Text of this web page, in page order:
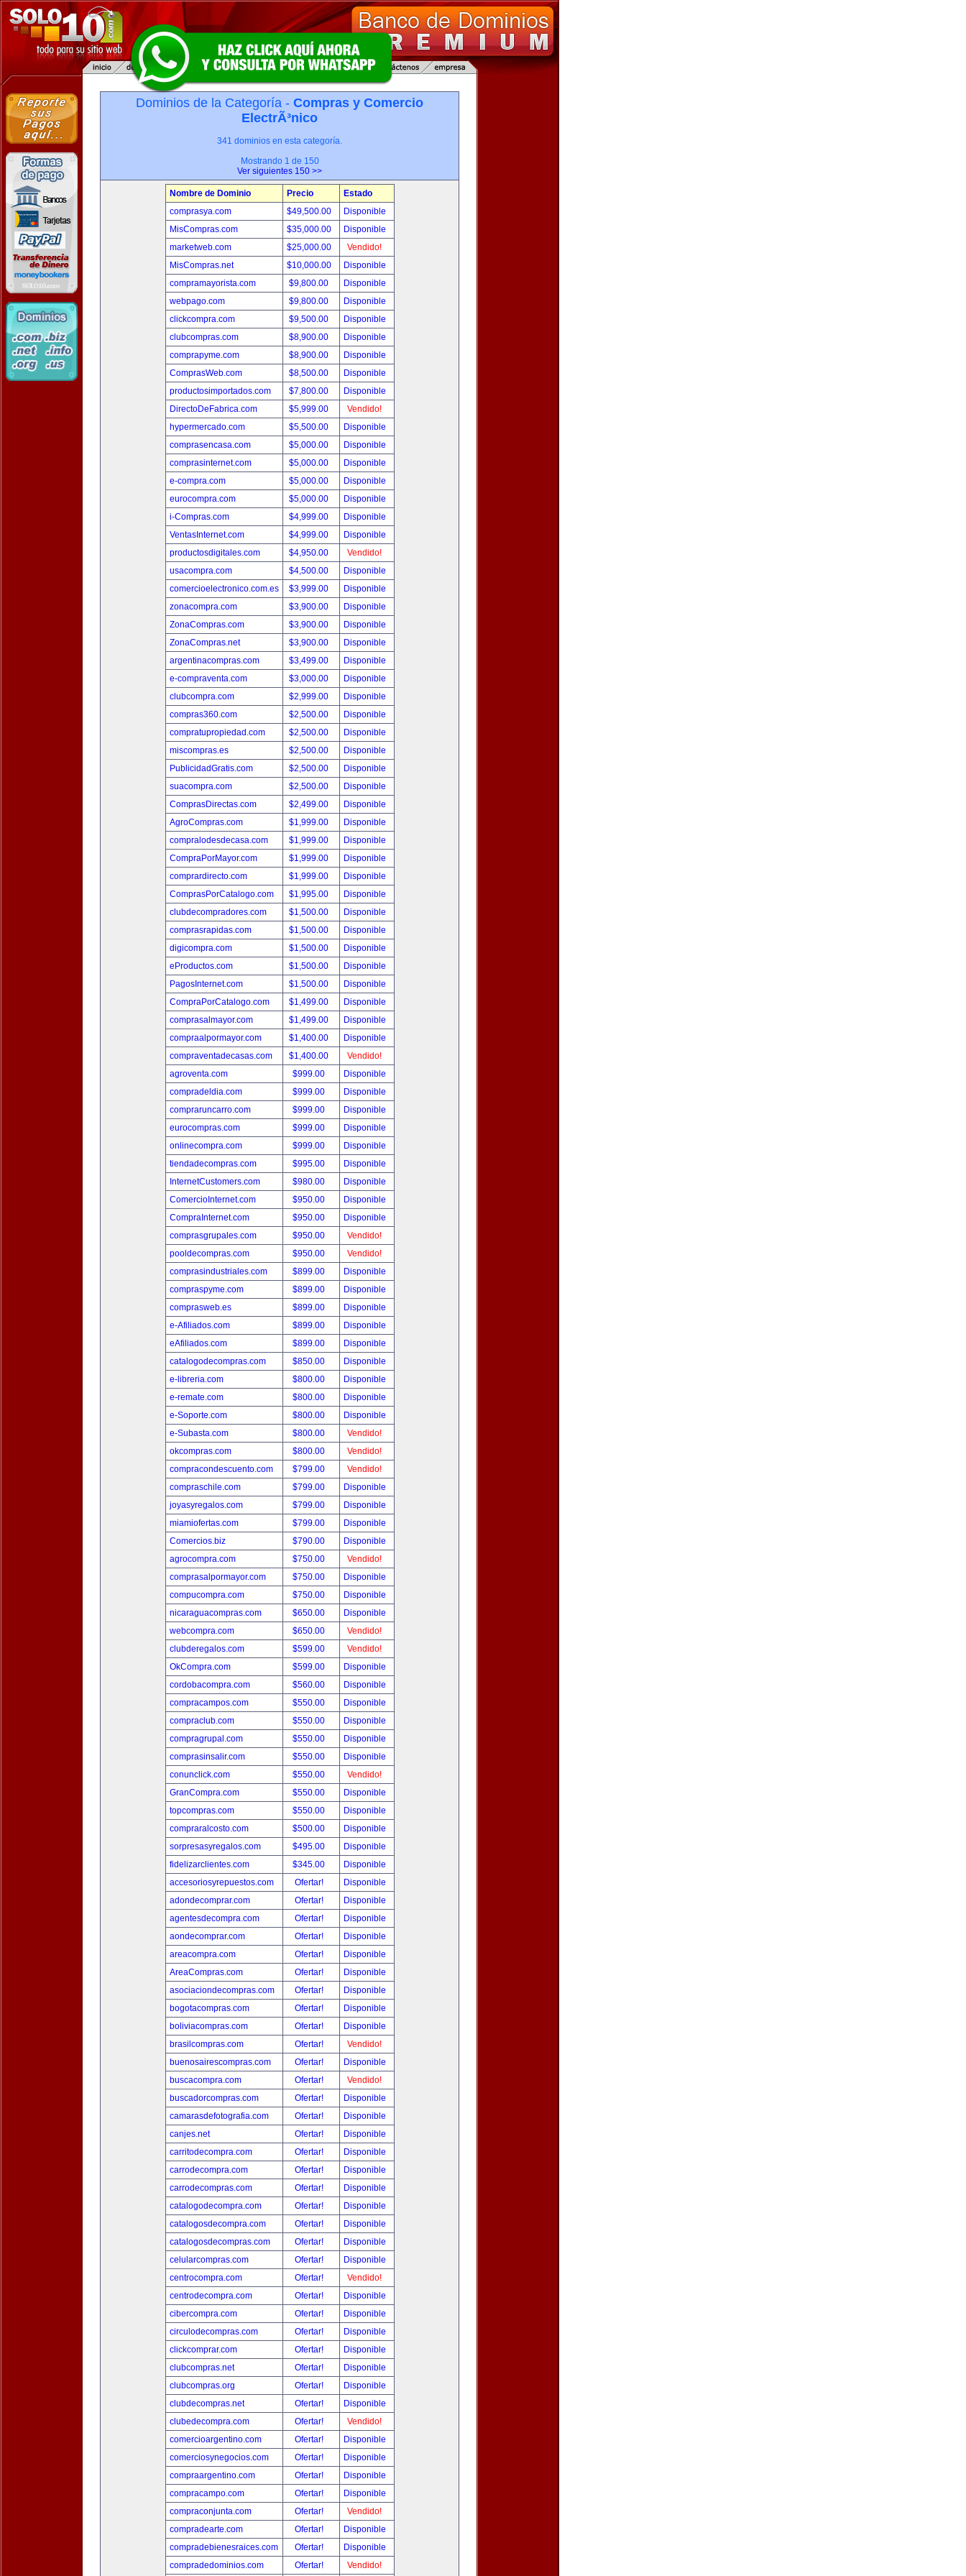
Dominios de la Categoría - Compras y Comercio
ElectrÃ³nico
341 dominios en esta categoría.
Mostrando 1 de 150
Ver siguientes 150 >>
Nombre de Dominio Precio
Estado
comprasya.com
$49,500.00
Disponible
MisCompras.com
$35,000.00
Disponible
marketweb.com
$25,000.00
Vendido!
MisCompras.net
$10,000.00
Disponible
compramayorista.com
$9,800.00
Disponible
webpago.com
$9,800.00
Disponible
clickcompra.com
$9,500.00
Disponible
clubcompras.com
$8,900.00
Disponible
comprapyme.com
$8,900.00
Disponible
ComprasWeb.com
$8,500.00
Disponible
productosimportados.com
$7,800.00
Disponible
DirectoDeFabrica.com
$5,999.00
Vendido!
hypermercado.com
$5,500.00
Disponible
comprasencasa.com
$5,000.00
Disponible
comprasinternet.com
$5,000.00
Disponible
e-compra.com
$5,000.00
Disponible
eurocompra.com
$5,000.00
Disponible
i-Compras.com
$4,999.00
Disponible
VentasInternet.com
$4,999.00
Disponible
productosdigitales.com
$4,950.00
Vendido!
usacompra.com
$4,500.00
Disponible
comercioelectronico.com.es
$3,999.00
Disponible
zonacompra.com
$3,900.00
Disponible
ZonaCompras.com
$3,900.00
Disponible
ZonaCompras.net
$3,900.00
Disponible
argentinacompras.com
$3,499.00
Disponible
e-compraventa.com
$3,000.00
Disponible
clubcompra.com
$2,999.00
Disponible
compras360.com
$2,500.00
Disponible
compratupropiedad.com
$2,500.00
Disponible
miscompras.es
$2,500.00
Disponible
PublicidadGratis.com
$2,500.00
Disponible
suacompra.com
$2,500.00
Disponible
ComprasDirectas.com
$2,499.00
Disponible
AgroCompras.com
$1,999.00
Disponible
compralodesdecasa.com
$1,999.00
Disponible
CompraPorMayor.com
$1,999.00
Disponible
comprardirecto.com
$1,999.00
Disponible
ComprasPorCatalogo.com
$1,995.00
Disponible
clubdecompradores.com
$1,500.00
Disponible
comprasrapidas.com
$1,500.00
Disponible
digicompra.com
$1,500.00
Disponible
eProductos.com
$1,500.00
Disponible
PagosInternet.com
$1,500.00
Disponible
CompraPorCatalogo.com
$1,499.00
Disponible
comprasalmayor.com
$1,499.00
Disponible
compraalpormayor.com
$1,400.00
Disponible
compraventadecasas.com
$1,400.00
Vendido!
agroventa.com
$999.00
Disponible
compradeldia.com
$999.00
Disponible
compraruncarro.com
$999.00
Disponible
eurocompras.com
$999.00
Disponible
onlinecompra.com
$999.00
Disponible
tiendadecompras.com
$995.00
Disponible
InternetCustomers.com
$980.00
Disponible
ComercioInternet.com
$950.00
Disponible
CompraInternet.com
$950.00
Disponible
comprasgrupales.com
$950.00
Vendido!
pooldecompras.com
$950.00
Vendido!
comprasindustriales.com
$899.00
Disponible
compraspyme.com
$899.00
Disponible
comprasweb.es
$899.00
Disponible
e-Afiliados.com
$899.00
Disponible
eAfiliados.com
$899.00
Disponible
catalogodecompras.com
$850.00
Disponible
e-libreria.com
$800.00
Disponible
e-remate.com
$800.00
Disponible
e-Soporte.com
$800.00
Disponible
e-Subasta.com
$800.00
Vendido!
okcompras.com
$800.00
Vendido!
compracondescuento.com
$799.00
Vendido!
compraschile.com
$799.00
Disponible
joyasyregalos.com
$799.00
Disponible
miamiofertas.com
$799.00
Disponible
Comercios.biz
$790.00
Disponible
agrocompra.com
$750.00
Vendido!
comprasalpormayor.com
$750.00
Disponible
compucompra.com
$750.00
Disponible
nicaraguacompras.com
$650.00
Disponible
webcompra.com
$650.00
Vendido!
clubderegalos.com
$599.00
Vendido!
OkCompra.com
$599.00
Disponible
cordobacompra.com
$560.00
Disponible
compracampos.com
$550.00
Disponible
compraclub.com
$550.00
Disponible
compragrupal.com
$550.00
Disponible
comprasinsalir.com
$550.00
Disponible
conunclick.com
$550.00
Vendido!
GranCompra.com
$550.00
Disponible
topcompras.com
$550.00
Disponible
compraralcosto.com
$500.00
Disponible
sorpresasyregalos.com
$495.00
Disponible
fidelizarclientes.com
$345.00
Disponible
accesoriosyrepuestos.com
Ofertar!
Disponible
adondecomprar.com
Ofertar!
Disponible
agentesdecompra.com
Ofertar!
Disponible
aondecomprar.com
Ofertar!
Disponible
areacompra.com
Ofertar!
Disponible
AreaCompras.com
Ofertar!
Disponible
asociaciondecompras.com
Ofertar!
Disponible
bogotacompras.com
Ofertar!
Disponible
boliviacompras.com
Ofertar!
Disponible
brasilcompras.com
Ofertar!
Vendido!
buenosairescompras.com
Ofertar!
Disponible
buscacompra.com
Ofertar!
Vendido!
buscadorcompras.com
Ofertar!
Disponible
camarasdefotografia.com
Ofertar!
Disponible
canjes.net
Ofertar!
Disponible
carritodecompra.com
Ofertar!
Disponible
carrodecompra.com
Ofertar!
Disponible
carrodecompras.com
Ofertar!
Disponible
catalogodecompra.com
Ofertar!
Disponible
catalogosdecompra.com
Ofertar!
Disponible
catalogosdecompras.com
Ofertar!
Disponible
celularcompras.com
Ofertar!
Disponible
centrocompra.com
Ofertar!
Vendido!
centrodecompra.com
Ofertar!
Disponible
cibercompra.com
Ofertar!
Disponible
circulodecompras.com
Ofertar!
Disponible
clickcomprar.com
Ofertar!
Disponible
clubcompras.net
Ofertar!
Disponible
clubcompras.org
Ofertar!
Disponible
clubdecompras.net
Ofertar!
Disponible
clubedecompra.com
Ofertar!
Vendido!
comercioargentino.com
Ofertar!
Disponible
comerciosynegocios.com
Ofertar!
Disponible
compraargentino.com
Ofertar!
Disponible
compracampo.com
Ofertar!
Disponible
compraconjunta.com
Ofertar!
Vendido!
compradearte.com
Ofertar!
Disponible
compradebienesraices.com
Ofertar!
Disponible
compradedominios.com
Ofertar! Vendido!